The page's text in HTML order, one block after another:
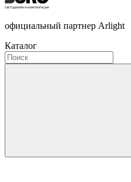
официальный партнер Arlight
Каталог